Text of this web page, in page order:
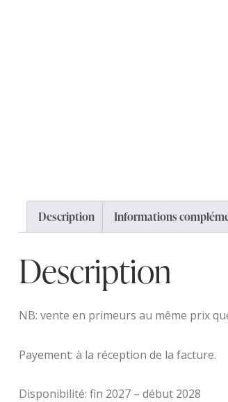
Description Informations
Description
NB: vente en primeurs au même prix
Payement: à la réception de la facture.
Disponibilité: fin 2027 – début 2028